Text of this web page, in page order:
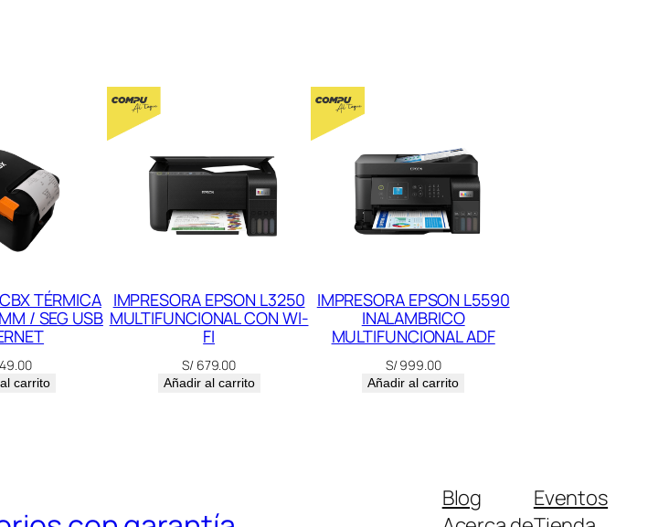
TÉRMICA
/ SEG USB
carrito
IMPRESORA EPSON L3250
MULTIFUNCIONAL CON WI-
FI
S/679.00
Añadir al carrito
IMPRESORA EPSON L5590
INALAMBRICO
MULTIFUNCIONAL ADF
S/999.00
Añadir al carrito
Blog
Eventos